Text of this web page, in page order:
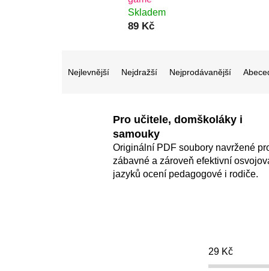
Skladem
89 Kč
aNejlevnější Nejdražší Nejprodávanější
Pro učitele, domškoláky i
samouky
Originální PDF soubory navržené
zábavné a zároveň efektivní
jazyků ocení pedagogové i rodiče.
29 Kč